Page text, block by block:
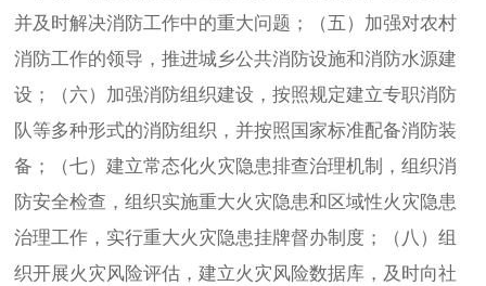
并及时解决消防工作中的重大问题；（五）加强对农村
消防工作的领导，推进城乡公共消防设施和消防水源建
设；（六）加强消防组织建设，按照规定建立专职消防
队等多种形式的消防组织，并按照国家标准配备消防装
备；（七）建立常态化火灾隐患排查治理机制，组织消
防安全检查，组织实施重大火灾隐患和区域性火灾隐患
治理工作，实行重大火灾隐患挂牌督办制度；（八）组
织开展火灾风险评估，建立火灾风险数据库，及时向社